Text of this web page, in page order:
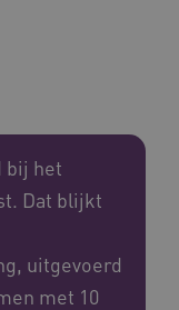
bij het
Dat blijkt
uitgevoerd
met 10